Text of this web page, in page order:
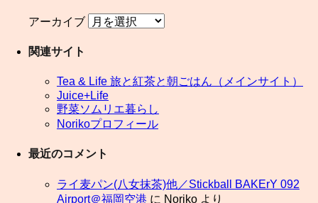
アーカイブ
関連サイト
Tea & Life 旅と紅茶と朝ごはん（メインサイト）
Juice+Life
野菜ソムリエ暮らし
Norikoプロフィール
最近のコメント
ライ麦パン(八女抹茶)他／Stickball BAKErY 092
Airport＠福岡空港 に Noriko より